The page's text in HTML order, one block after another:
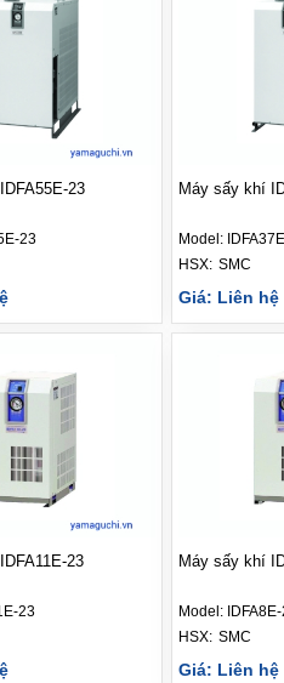
23
23
Máy sấy khí
Model:
HSX: SMC
Giá: Liên hệ
23
23
Máy sấy khí
Model:
HSX: SMC
Giá: Liên hệ